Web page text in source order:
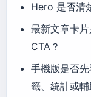
Hero 是否清
最新文章卡
CTA？
手機版是否
籤、統計或